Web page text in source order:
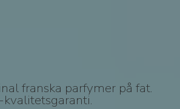
franska parfymer på fat.
kvalitetsgaranti.